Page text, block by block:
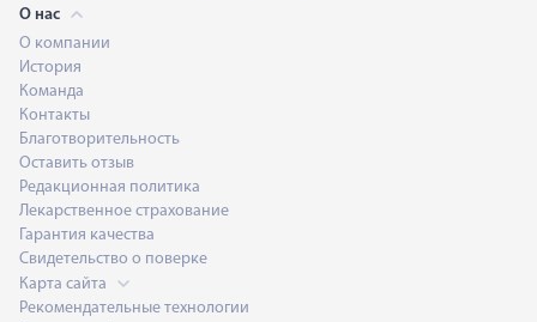
О нас
О компании
История
Команда
Контакты
Благотворительность
Оставить отзыв
Редакционная политика
Лекарственное страхование
Гарантия качества
Свидетельство о поверке
Карта сайта
Рекомендательные технологии